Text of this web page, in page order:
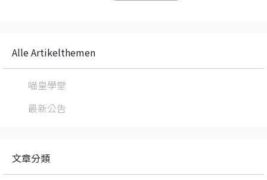
Alle Artikelthemen
喵皇學堂
最新公告
文章分類